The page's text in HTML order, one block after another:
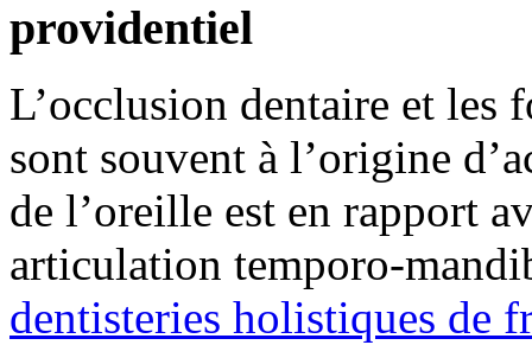
providentiel
L’occlusion dentaire et les
sont souvent à l’origine
de l’oreille est en rapport
articulation temporo-
dentisteries holistiques de